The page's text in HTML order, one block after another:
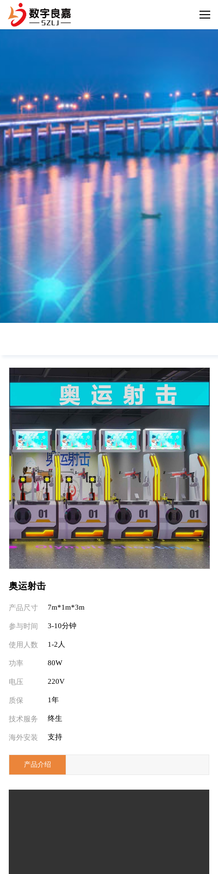
奥运射击
产品尺寸 7m*1m*3m
参与时间 3-10分钟
使用人数 1-2人
功率 80W
电压 220V
质保 1年
技术服务 终生
海外安装 支持
产品介绍